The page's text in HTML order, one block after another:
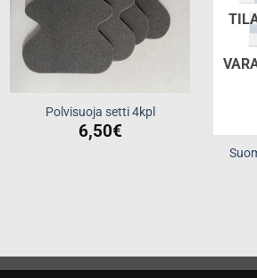
Polvisuoja setti 4kpl
6,50€